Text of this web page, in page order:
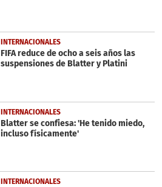
INTERNACIONALES
FIFA reduce de ocho a seis años las
suspensiones de Blatter y Platini
INTERNACIONALES
Blatter se confiesa: 'He tenido miedo,
incluso físicamente'
INTERNACIONALES